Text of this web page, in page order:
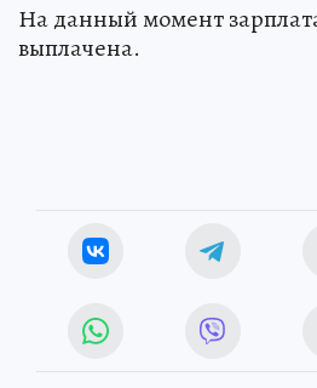
На данный момент
выплачена.